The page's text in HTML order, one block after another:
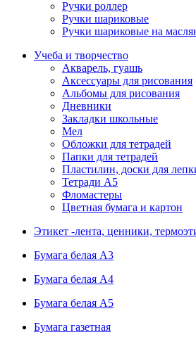
Ручки роллер
Ручки шариковые
Ручки шариковые на
Учеба и творчество
Акварель, гуашь
Аксессуары для рисования
Альбомы для рисования
Дневники
Закладки школьные
Мел
Обложки для тетрадей
Папки для тетрадей
Пластилин, доски для
Тетради А5
Фломастеры
Цветная бумага и картон
Этикет -лента, ценники,
Бумага белая А3
Бумага белая А4
Бумага белая А5
Бумага газетная